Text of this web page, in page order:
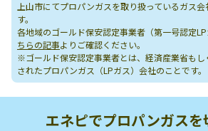
上山市にてプロパンガスを取り扱っているガス
す。
各地域のゴールド保安認定事業者（第一号認定LP
ちらの記事よりご確認ください。
※ゴールド保安認定事業者とは、経済産業省もし
されたプロパンガス（LPガス）会社のことです。
エネピでプロパンガスを